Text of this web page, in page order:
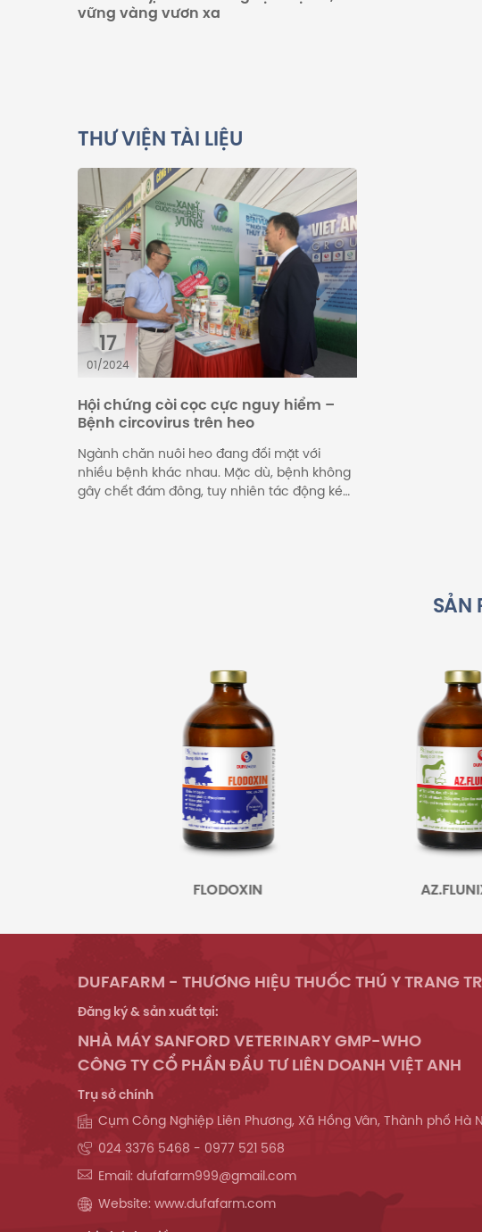
vững vàng vươn xa
THƯ VIỆN TÀI LIỆU
17
01/2024
Hội chứng còi cọc cực nguy hiểm –
Bệnh circovirus trên heo
Ngành chăn nuôi heo đang đối mặt với
nhiều bệnh khác nhau. Mặc dù, bệnh không
gây chết đám đông, tuy nhiên tác động kéo
SẢN
FLODOXIN AZ.FLUNIXIN
DUFAFARM - THƯƠNG HIỆU THUỐC THÚ Y TRANG
Đăng ký & sản xuất tại:
NHÀ MÁY SANFORD VETERINARY GMP-WHO
CÔNG TY CỔ PHẦN ĐẦU TƯ LIÊN DOANH VIỆT ANH
Trụ sở chính
Cụm Công Nghiệp Liên Phương, Xã Hồng Vân, Thành phố Hà
024 3376 5468 - 0977 521 568
Email: dufafarm999@gmail.com
Website: www.dufafarm.com